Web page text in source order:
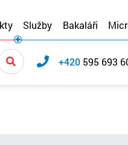
Služby Bakaláři
+420 595 693